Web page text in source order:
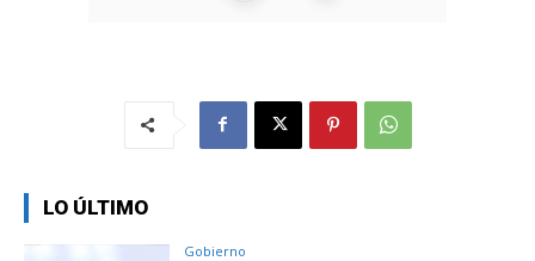
LO ÚLTIMO
Gobierno